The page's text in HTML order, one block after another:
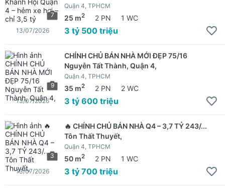
7
Quận 4, TPHCM
25 m2 2 PN 1 WC
3 tỷ 500 triệu
13/07/2026
9
CHÍNH CHỦ BÁN NHÀ MỚI ĐẸP 75/16
Nguyễn Tất Thành, Quận 4,
Quận 4, TPHCM
35 m2 2 PN 2 WC
3 tỷ 600 triệu
13/07/2026
3
🔥 CHÍNH CHỦ BÁN NHÀ Q4 – 3,7 TỶ 243/...
Tôn Thất Thuyết,
Quận 4, TPHCM
50 m2 2 PN 1 WC
3 tỷ 700 triệu
13/07/2026